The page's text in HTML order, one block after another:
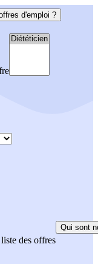
d'emploi ?
des offres
Qui sont